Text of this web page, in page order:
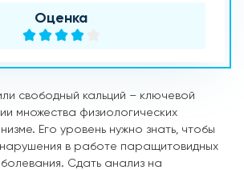
Оценка
свободный кальций – ключевой
множества физиологических
Его уровень нужно знать, чтобы
в работе паращитовидных
Сдать анализ на